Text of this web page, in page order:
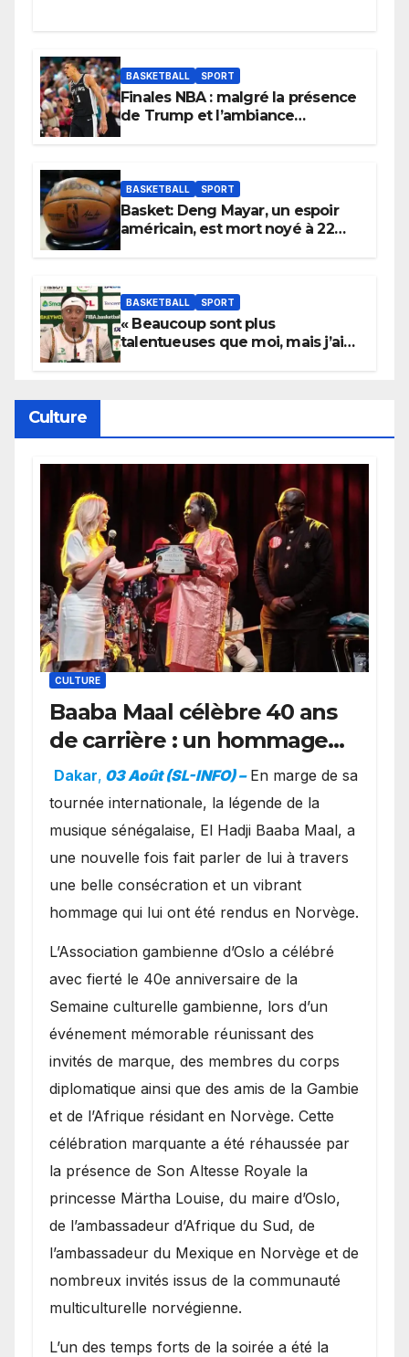
BASKETBALL SPORT
Finales NBA : malgré la présence
de Trump et l’ambiance
BASKETBALL SPORT
Basket: Deng Mayar, un espoir
américain, est mort noyé à 22
BASKETBALL SPORT
« Beaucoup sont plus
talentueuses que moi, mais j’ai
Culture
CULTURE
Baaba Maal célèbre 40 ans
de carrière : un hommage
exceptionnel à Oslo en
présence de la famille
royale.
Dakar, 03 Août (SL-INFO) – ​En marge de sa
tournée internationale, la légende de la
musique sénégalaise, El Hadji Baaba Maal, a
une nouvelle fois fait parler de lui à travers
une belle consécration et un vibrant
hommage qui lui ont été rendus en Norvège.
​L’Association gambienne d’Oslo a célébré
avec fierté le 40e anniversaire de la
Semaine culturelle gambienne, lors d’un
événement mémorable réunissant des
invités de marque, des membres du corps
diplomatique ainsi que des amis de la Gambie
et de l’Afrique résidant en Norvège. Cette
célébration marquante a été réhaussée par
la présence de Son Altesse Royale la
princesse Märtha Louise, du maire d’Oslo,
de l’ambassadeur d’Afrique du Sud, de
l’ambassadeur du Mexique en Norvège et de
nombreux invités issus de la communauté
multiculturelle norvégienne.
​L’un des temps forts de la soirée a été la